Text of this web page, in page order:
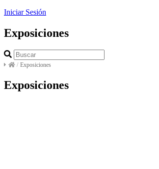
Iniciar Sesión
Exposiciones
/ Exposiciones
Exposiciones